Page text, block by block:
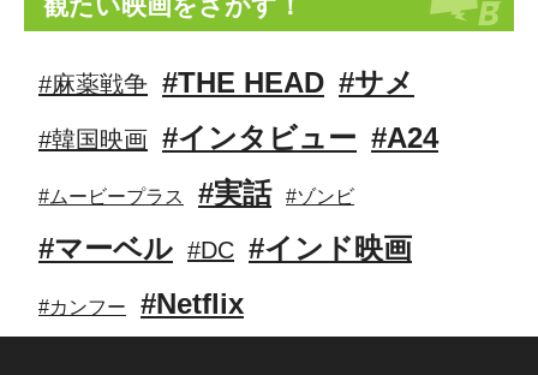
観たい映画をさがす！
#麻薬戦争 #THE HEAD #サメ
#韓国映画 #インタビュー #A24
#ムービープラス #実話 #ゾンビ
#マーベル #DC #インド映画
#カンフー #Netflix